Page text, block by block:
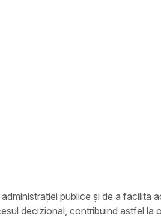
publice și de a facilita
decizional, contribuind astfel la